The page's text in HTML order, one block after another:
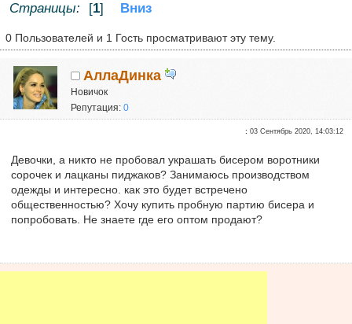
Страницы:
[1] Вниз
0 Пользователей и 1 Гость просматривают эту тему.
АллаДинка
Новичок
Репутация:0
:03 Сентябрь 2020, 14:03:12
Девочки, а никто не пробовал украшать бисером воротники
сорочек и лацканы пиджаков? Занимаюсь производством
одежды и интересно. как это будет встречено
общественностью? Хочу купить пробную партию бисера и
попробовать. Не знаете где его оптом продают?